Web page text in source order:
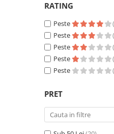
RATING
Peste
Peste
Peste
Peste
Peste
PRET